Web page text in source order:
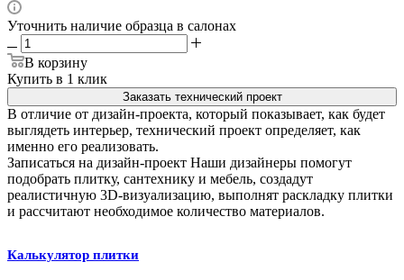
Уточнить наличие образца в салонах
В корзину
Купить в 1 клик
Заказать технический проект
В отличие от дизайн-проекта, который показывает, как будет
выглядеть интерьер, технический проект определяет, как
именно его реализовать.
Записаться на дизайн-проект Наши дизайнеры помогут
подобрать плитку, сантехнику и мебель, создадут
реалистичную 3D-визуализацию, выполнят раскладку плитки
и рассчитают необходимое количество материалов.
Калькулятор плитки